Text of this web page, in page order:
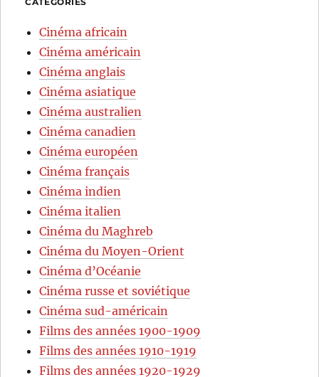
Cinéma africain
Cinéma américain
Cinéma anglais
Cinéma asiatique
Cinéma australien
Cinéma canadien
Cinéma européen
Cinéma français
Cinéma indien
Cinéma italien
Cinéma du Maghreb
Cinéma du Moyen-Orient
Cinéma d’Océanie
Cinéma russe et soviétique
Cinéma sud-américain
Films des années 1900-1909
Films des années 1910-1919
Films des années 1920-1929